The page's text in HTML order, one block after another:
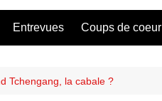
Entrevues Coups de coeur
Tchengang, la cabale ?